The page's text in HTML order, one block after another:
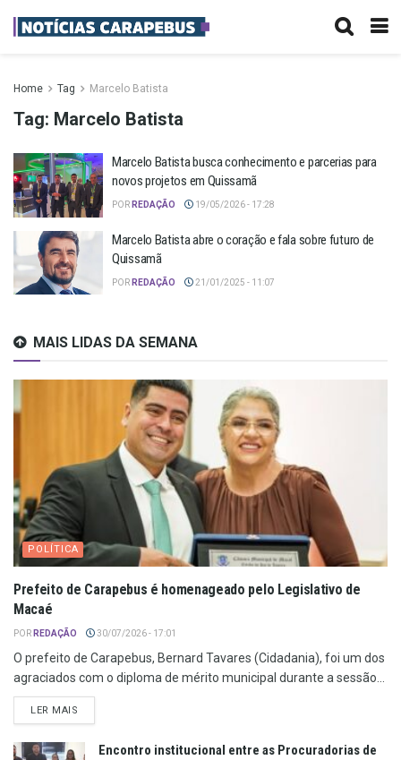
Home Tag Marcelo Batista
Tag: Marcelo Batista
Marcelo Batista busca conhecimento e parcerias para
novos projetos em Quissamã
POR REDAÇÃO 19/05/2026 - 17:28
Marcelo Batista abre o coração e fala sobre futuro de
Quissamã
POR REDAÇÃO 21/01/2025 - 11:07
MAIS LIDAS DA SEMANA
POLÍTICA
Prefeito de Carapebus é homenageado pelo Legislativo de
Macaé
POR REDAÇÃO 30/07/2026 - 17:01
O prefeito de Carapebus, Bernard Tavares (Cidadania), foi um dos
agraciados com o diploma de mérito municipal durante a sessão...
LER MAIS
Encontro institucional entre as Procuradorias de